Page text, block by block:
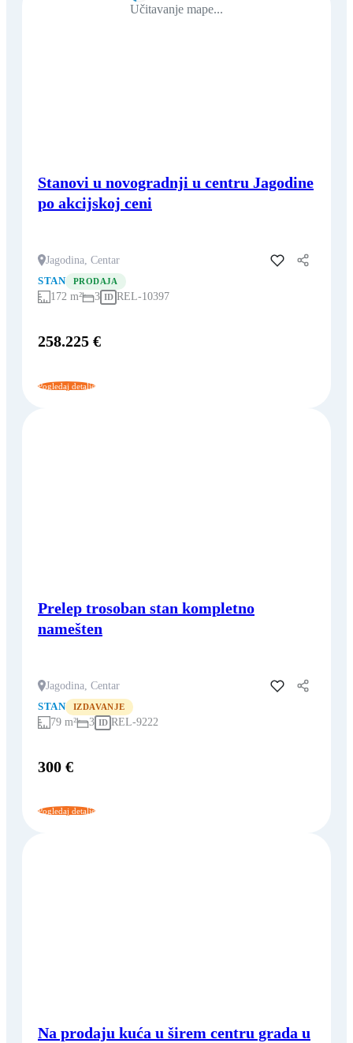
Stanovi u novogradnji u centru Jagodine
po akcijskoj ceni
Jagodina, Centar
Dodaj u favorite
STAN
PRODAJA
172 m² 3 ID REL-10397
258.225 €
Pogledaj detalje
Prelep trosoban stan kompletno
namešten
Jagodina, Centar
Dodaj u favorite
STAN
IZDAVANJE
79 m² 3 ID REL-9222
300 €
Pogledaj detalje
Na prodaju kuća u širem centru grada u
Učitavanje mape...